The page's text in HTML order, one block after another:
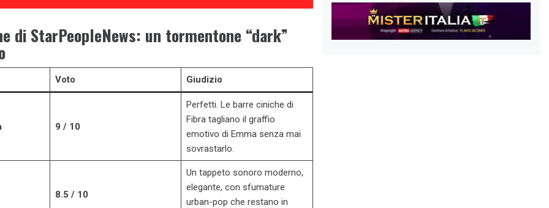
di StarPeopleNews: un tormentone “dark”
Voto Giudizio
9 / 10
Perfetti. Le barre ciniche di
Fibra tagliano il graffio
emotivo di Emma senza mai
sovrastarlo.
8.5 / 10
Un tappeto sonoro moderno,
elegante, con sfumature
urban-pop che restano in